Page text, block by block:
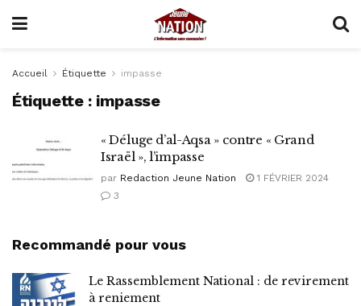
Accueil Étiquette impasse
Étiquette : impasse
« Déluge d’al-Aqsa » contre « Grand
Israël », l’impasse
par Redaction Jeune Nation
1 FÉVRIER 2024
3
Recommandé pour vous
Le Rassemblement National : de revirement
à reniement